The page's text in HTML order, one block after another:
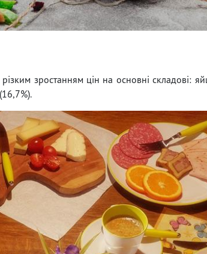
зростанням цін на основні складові: